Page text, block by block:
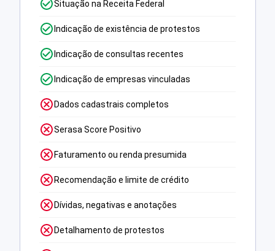
Situação na Receita Federal
Indicação de existência de protestos
Indicação de consultas recentes
Indicação de empresas vinculadas
Dados cadastrais completos
Serasa Score Positivo
Faturamento ou renda presumida
Recomendação e limite de crédito
Dívidas, negativas e anotações
Detalhamento de protestos